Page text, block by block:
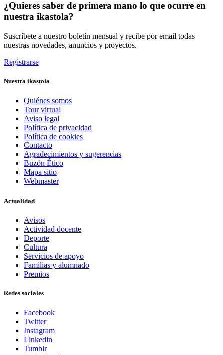
¿Quieres saber de primera mano lo que ocurre en
nuestra ikastola?
Suscríbete a nuestro boletín mensual y recibe por email todas
nuestras novedades, anuncios y proyectos.
Registrarse
Nuestra ikastola
Quiénes somos
Tour virtual
Aviso legal
Política de privacidad
Política de cookies
Contacto
Agradecimientos y sugerencias
Buzón Ético
Mapa sitio
Webmaster
Actualidad
Avisos
Actividad docente
Deporte
Cultura
Servicios de apoyo
Familias y alumnado
Premios
Redes sociales
Facebook
Twitter
Instagram
Linkedin
Tumblr